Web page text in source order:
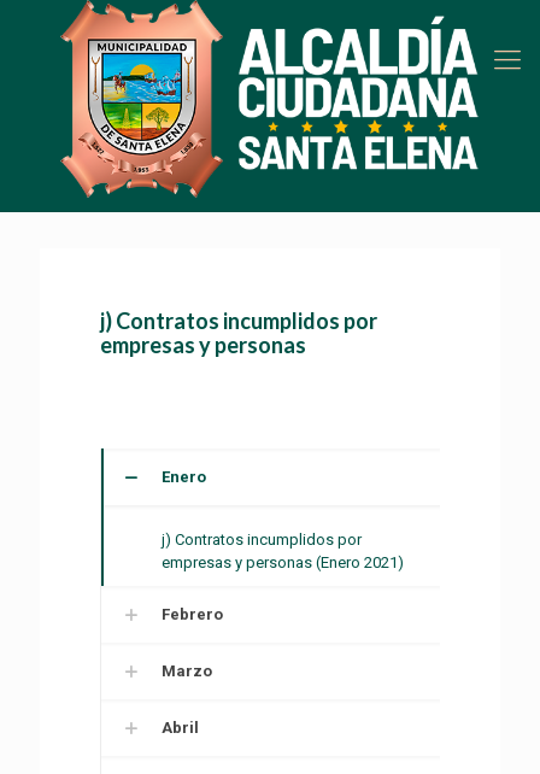
j) Contratos incumplidos por
empresas y personas
Enero
j) Contratos incumplidos por
empresas y personas (Enero 2021)
Febrero
Marzo
Abril